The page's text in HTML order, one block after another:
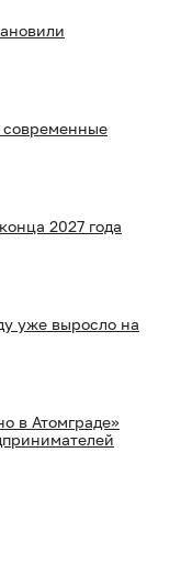
современные
2027 года
уже выросло на
в Атомграде»